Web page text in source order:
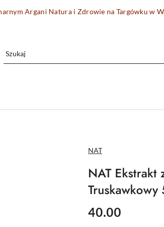
Argani Natura i Zdrowie na Targówku w
NAZWA
PRODUCENTA:
NAT
NAT Ekstrakt
Truskawkowy
cena:
40.00